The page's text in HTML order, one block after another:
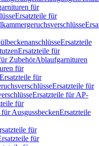
für
Ersatzteile für
Ersatzteile
Ersatzteile für
ZubehörAblaufgarnituren
für
Ersatzteile für
Ersatzteile für
Ersatzteile für AP-
für
AusgussbeckenErsatzteile
für
für